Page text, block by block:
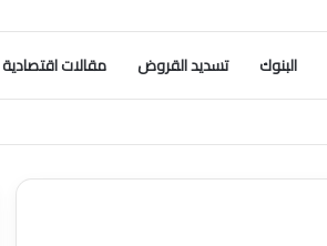
البنوك تسديد القروض مقالات اقتصادية